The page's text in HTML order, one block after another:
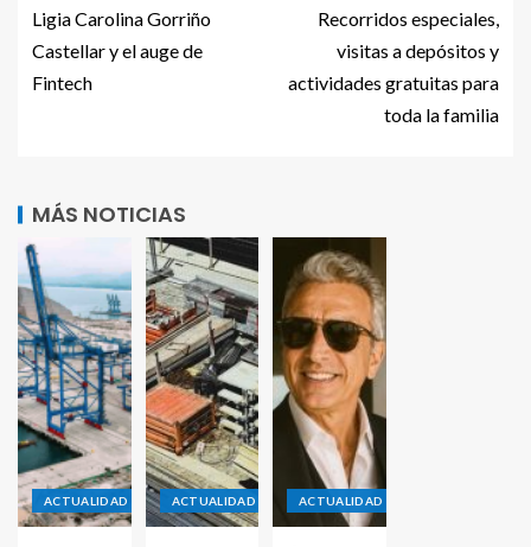
Ligia Carolina Gorriño
Castellar y el auge de
Fintech
Recorridos especiales,
visitas a depósitos y
actividades gratuitas para
toda la familia
MÁS NOTICIAS
ACTUALIDAD ACTUALIDAD ACTUALIDAD